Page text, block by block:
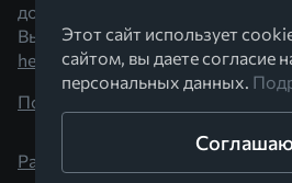
допускается с согласия
Вы можете обратиться к нам по
hello@nanocad.ru
Политика конфиденциальности
Разработано в Braind
Этот сайт использует
сайтом, вы даете согласие
персональных данных.